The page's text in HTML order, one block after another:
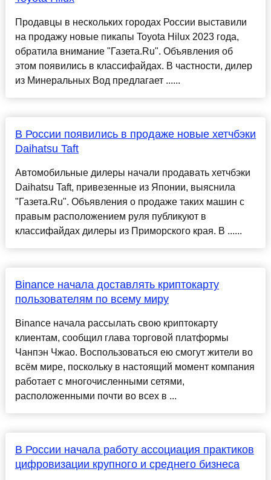
Продавцы в нескольких городах России выставили
на продажу новые пикапы Toyota Hilux 2023 года,
обратила внимание "Газета.Ru". Объявления об
этом появились в классифайдах. В частности, дилер
из Минеральных Вод предлагает ......
В России появились в продаже новые хетчбэки
Daihatsu Taft
Автомобильные дилеры начали продавать хетчбэки
Daihatsu Taft, привезенные из Японии, выяснила
"Газета.Ru". Объявления о продаже таких машин с
правым расположением руля публикуют в
классифайдах дилеры из Приморского края. В ......
Binance начала доставлять криптокарту
пользователям по всему миру
Binance начала рассылать свою криптокарту
клиентам, сообщил глава торговой платформы
Чанпэн Чжао. Воспользоваться ею смогут жители во
всём мире, поскольку в настоящий момент компания
работает с многочисленными сетями,
расположенными почти во всех в ...
В России начала работу ассоциация практиков
цифровизации крупного и среднего бизнеса